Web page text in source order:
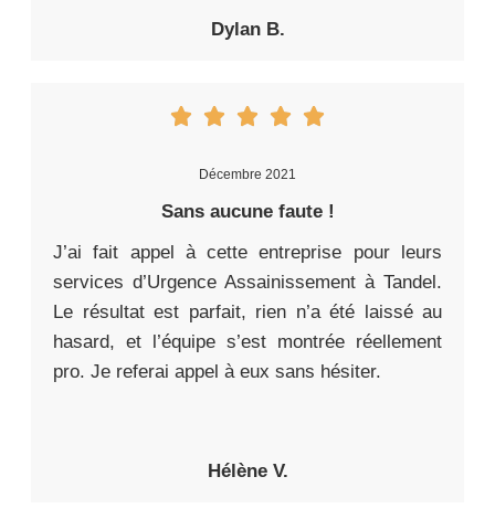
Dylan B.
Décembre 2021
Sans aucune faute !
J’ai fait appel à cette entreprise pour leurs
services d’Urgence Assainissement à Tandel.
Le résultat est parfait, rien n’a été laissé au
hasard, et l’équipe s’est montrée réellement
pro. Je referai appel à eux sans hésiter.
Hélène V.